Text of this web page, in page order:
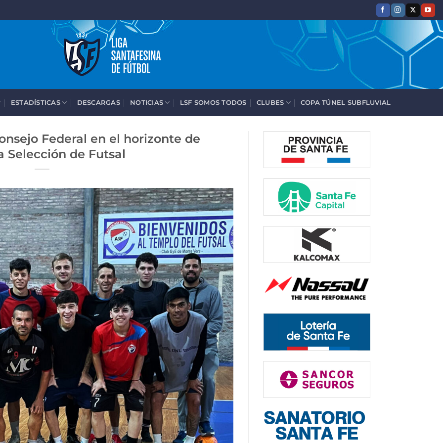
ESTADÍSTICAS DESCARGAS NOTICIAS LSF SOMOS TODOS CLUBES COPA TÚNEL SUBFLUVIAL
Federal en el horizonte de
Selección de Futsal